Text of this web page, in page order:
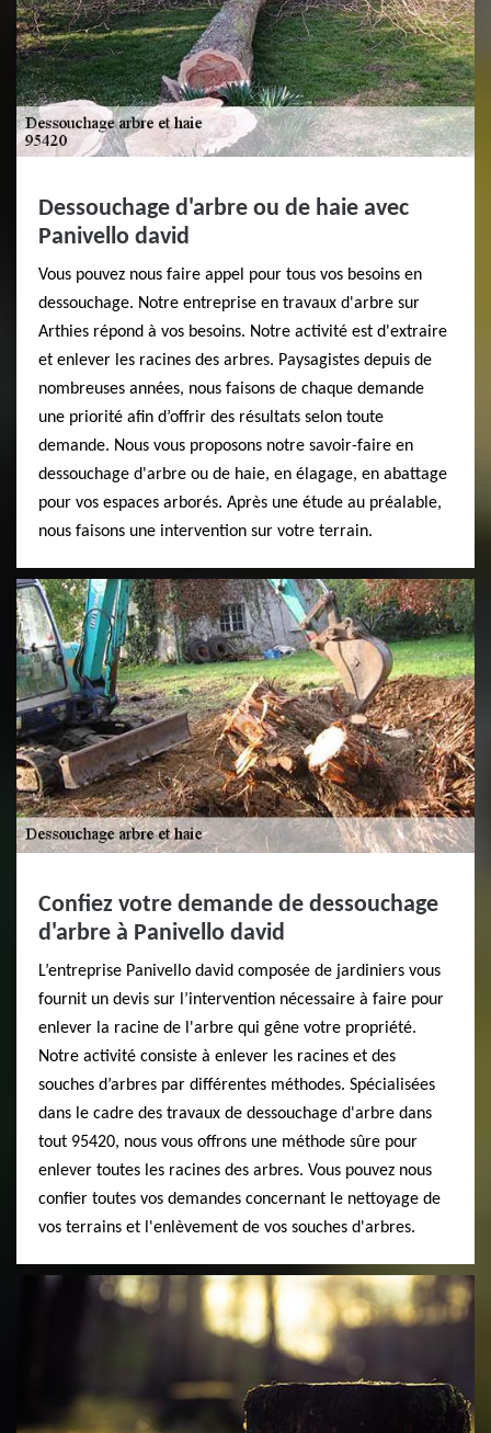
Dessouchage d'arbre ou de haie avec
Panivello david
Vous pouvez nous faire appel pour tous vos besoins en
dessouchage. Notre entreprise en travaux d'arbre sur
Arthies répond à vos besoins. Notre activité est d'extraire
et enlever les racines des arbres. Paysagistes depuis de
nombreuses années, nous faisons de chaque demande
une priorité afin d’offrir des résultats selon toute
demande. Nous vous proposons notre savoir-faire en
dessouchage d'arbre ou de haie, en élagage, en abattage
pour vos espaces arborés. Après une étude au préalable,
nous faisons une intervention sur votre terrain.
Confiez votre demande de dessouchage
d'arbre à Panivello david
L’entreprise Panivello david composée de jardiniers vous
fournit un devis sur l’intervention nécessaire à faire pour
enlever la racine de l'arbre qui gêne votre propriété.
Notre activité consiste à enlever les racines et des
souches d’arbres par différentes méthodes. Spécialisées
dans le cadre des travaux de dessouchage d'arbre dans
tout 95420, nous vous offrons une méthode sûre pour
enlever toutes les racines des arbres. Vous pouvez nous
confier toutes vos demandes concernant le nettoyage de
vos terrains et l'enlèvement de vos souches d'arbres.